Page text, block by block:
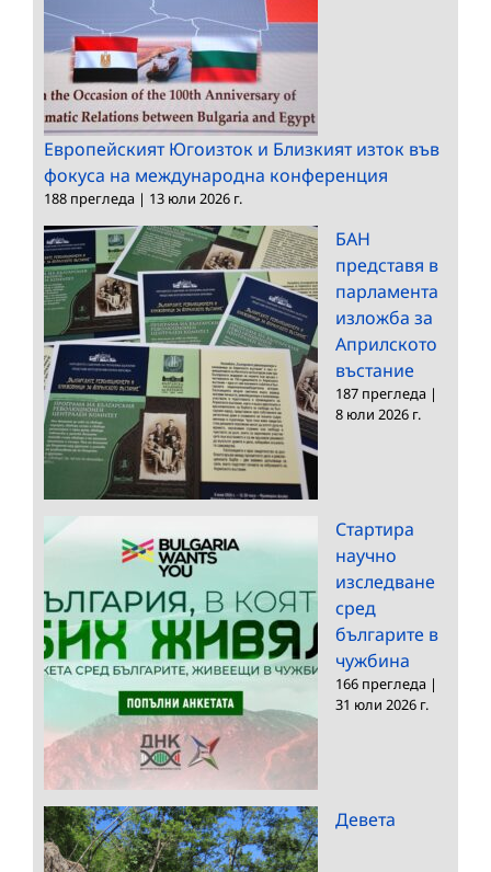
Европейският Югоизток и Близкият изток във
фокуса на международна конференция
188 прегледа | 13 юли 2026 г.
БАН
представя в
парламента
изложба за
Априлското
въстание
187 прегледа |
8 юли 2026 г.
Стартира
научно
изследване
сред
българите в
чужбина
166 прегледа |
31 юли 2026 г.
Девета